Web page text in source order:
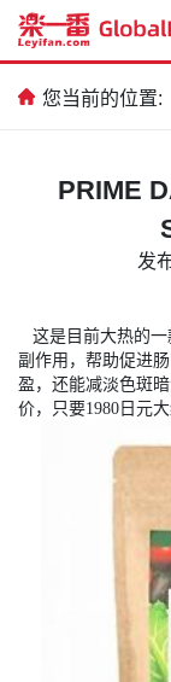
您当前的位置:
PRIME
发
这是目前大热的一
副作用，帮助促进
盈，还能减淡色斑
价，只要1980日元大